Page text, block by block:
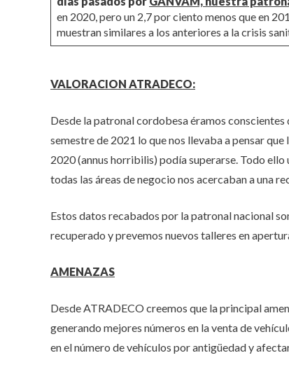
en 2020, pero un 2,7 por ciento menos que en
muestran similares a los anteriores a la crisis
VALORACION ATRADECO:
Desde la patronal cordobesa éramos
semestre de 2021 lo que nos llevaba a pensar
2020 (annus horribilis) podía superarse. Todo
todas las áreas de negocio nos acercaban a una
Estos datos recabados por la patronal nacional
recuperado y prevemos nuevos talleres en
AMENAZAS
Desde ATRADECO creemos que la principal
generando mejores números en la venta de
en el número de vehículos por antigüedad y